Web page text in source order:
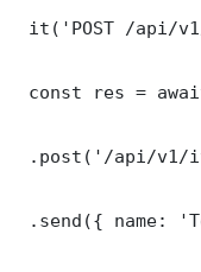
it('POST /api/
const res =
.post('/api/v1/
.send({ name: